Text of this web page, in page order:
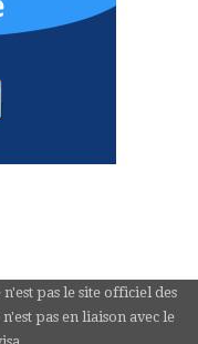
pas le site officiel des
pas en liaison avec le